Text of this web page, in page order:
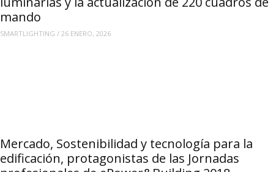
mando
SMARTLIGHTING / 26 ENERO, 2026
Mercado, Sostenibilidad y tecnología para la
edificación, protagonistas de las Jornadas